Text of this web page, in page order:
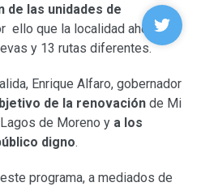
de las unidades de
ello que la localidad ahora
y 13 rutas diferentes.
Enrique Alfaro, gobernador
de la renovación de Mi
de Moreno y a los
digno.
programa, a mediados de